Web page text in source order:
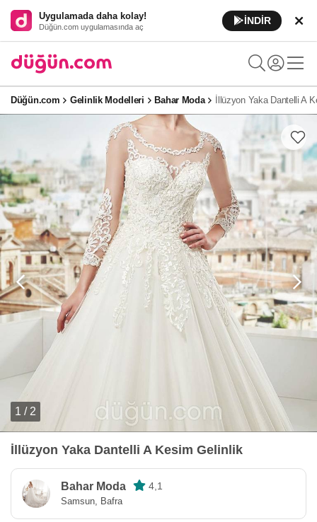
Uygulamada daha kolay!
Düğün.com uygulamasında aç
İNDİR
Düğün.com Gelinlik Modelleri Bahar Moda İllüzyon Yaka Dantelli A
1 / 2
İllüzyon Yaka Dantelli A Kesim Gelinlik
Bahar Moda 4,1
Samsun, Bafra